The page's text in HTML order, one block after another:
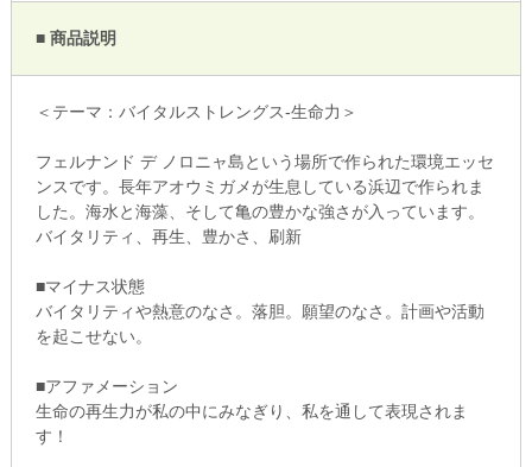
■ 商品説明
＜テーマ：バイタルストレングス-生命力＞
フェルナンド デ ノロニャ島という場所で作られた環境エッセ
ンスです。長年アオウミガメが生息している浜辺で作られま
した。海水と海藻、そして亀の豊かな強さが入っています。
バイタリティ、再生、豊かさ、刷新
■マイナス状態
バイタリティや熱意のなさ。落胆。願望のなさ。計画や活動
を起こせない。
■アファメーション
生命の再生力が私の中にみなぎり、私を通して表現されま
す！